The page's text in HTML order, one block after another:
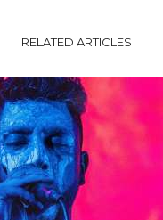
RELATED ARTICLES